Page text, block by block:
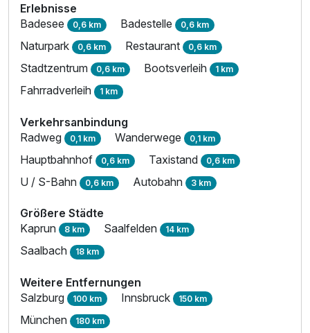
Erlebnisse
Badesee 0,6 km Badestelle 0,6 km
Naturpark 0,6 km Restaurant 0,6 km
Stadtzentrum 0,6 km Bootsverleih 1 km
Fahrradverleih 1 km
Verkehrsanbindung
Radweg 0,1 km Wanderwege 0,1 km
Hauptbahnhof 0,6 km Taxistand 0,6 km
U / S-Bahn 0,6 km Autobahn 3 km
Größere Städte
Kaprun 8 km Saalfelden 14 km
Saalbach 18 km
Weitere Entfernungen
Salzburg 100 km Innsbruck 150 km
München 180 km